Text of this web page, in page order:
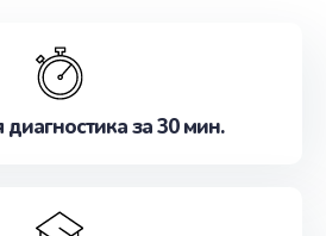
диагностика за 30 мин.